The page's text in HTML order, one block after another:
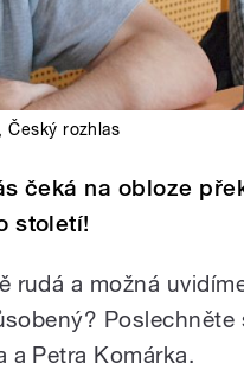
,Český rozhlas
čeká na obloze
století!
rudá a možná
Poslechněte
a Petra Komárka.